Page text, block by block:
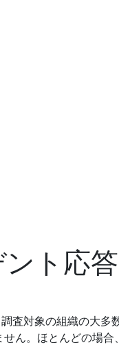
ト応
査対象の組織の大
ん。ほとんどの場